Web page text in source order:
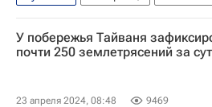
У побережья Тайваня
почти 250 землетрясений за
23 апреля 2024, 08:48 9469